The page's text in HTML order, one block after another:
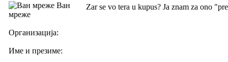
Ван
мреже
Организација:
Име и презиме:
Zar se vo tera u kupus? Ja znam za ono